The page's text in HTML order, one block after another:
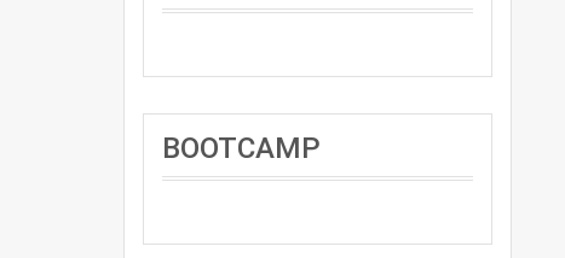
BOOTCAMP